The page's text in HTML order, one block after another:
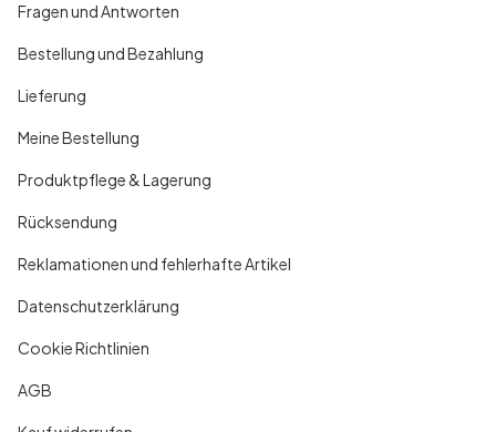
Fragen und Antworten
Bestellung und Bezahlung
Lieferung
Meine Bestellung
Produktpflege & Lagerung
Rücksendung
Reklamationen und fehlerhafte Artikel
Datenschutzerklärung
Cookie Richtlinien
AGB